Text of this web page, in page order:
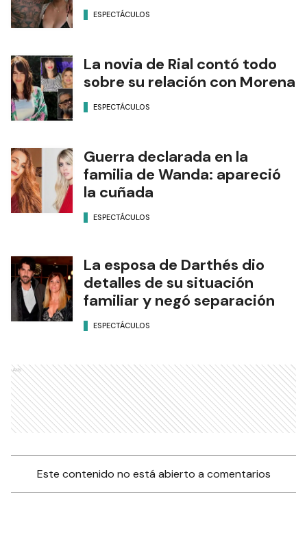
ESPECTÁCULOS
La novia de Rial contó todo
sobre su relación con Morena
ESPECTÁCULOS
Guerra declarada en la
familia de Wanda: apareció
la cuñada
ESPECTÁCULOS
La esposa de Darthés dio
detalles de su situación
familiar y negó separación
ESPECTÁCULOS
Ads
Este contenido no está abierto a comentarios